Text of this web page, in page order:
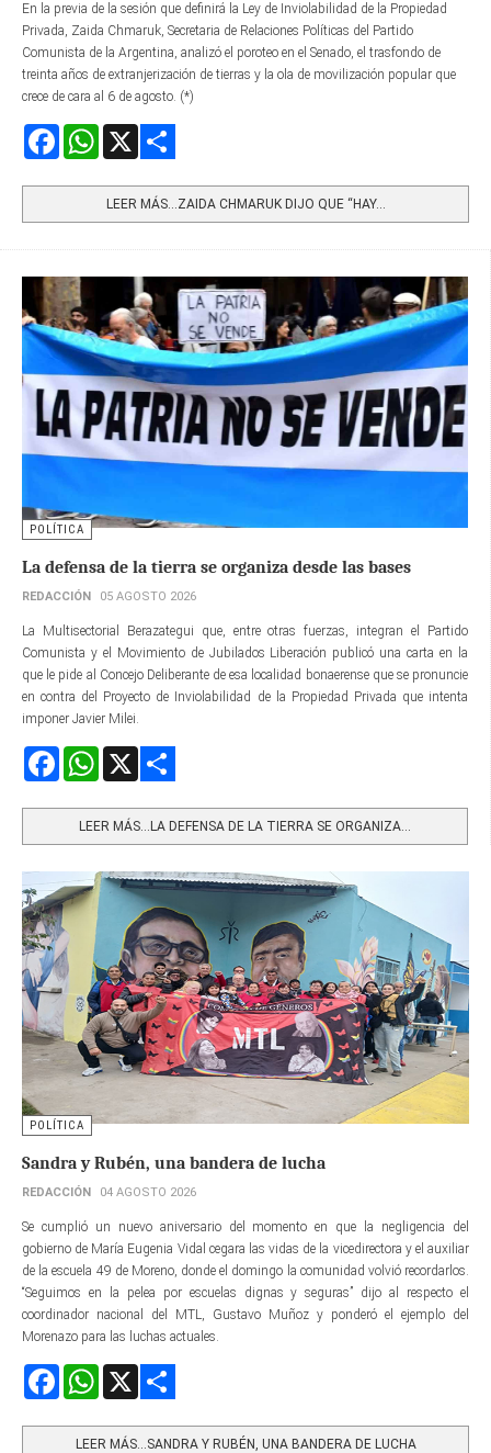
En la previa de la sesión que definirá la Ley de Inviolabilidad de la Propiedad
Privada, Zaida Chmaruk, Secretaria de Relaciones Políticas del Partido
Comunista de la Argentina, analizó el poroteo en el Senado, el trasfondo de
treinta años de extranjerización de tierras y la ola de movilización popular que
crece de cara al 6 de agosto. (*)
FacebookWhatsApp
LEER MÁS…ZAIDA CHMARUK DIJO QUE “HAY...
POLÍTICA
La defensa de la tierra se organiza desde las bases
REDACCIÓN 05 AGOSTO 2026
La Multisectorial Berazategui que, entre otras fuerzas, integran el Partido
Comunista y el Movimiento de Jubilados Liberación publicó una carta en la
que le pide al Concejo Deliberante de esa localidad bonaerense que se pronuncie
en contra del Proyecto de Inviolabilidad de la Propiedad Privada que intenta
imponer Javier Milei.
FacebookWhatsApp
LEER MÁS…LA DEFENSA DE LA TIERRA SE ORGANIZA...
POLÍTICA
Sandra y Rubén, una bandera de lucha
REDACCIÓN 04 AGOSTO 2026
Se cumplió un nuevo aniversario del momento en que la negligencia del
gobierno de María Eugenia Vidal cegara las vidas de la vicedirectora y el auxiliar
de la escuela 49 de Moreno, donde el domingo la comunidad volvió recordarlos.
“Seguimos en la pelea por escuelas dignas y seguras” dijo al respecto el
coordinador nacional del MTL, Gustavo Muñoz y ponderó el ejemplo del
Morenazo para las luchas actuales.
FacebookWhatsApp
LEER MÁS…SANDRA Y RUBÉN, UNA BANDERA DE LUCHA